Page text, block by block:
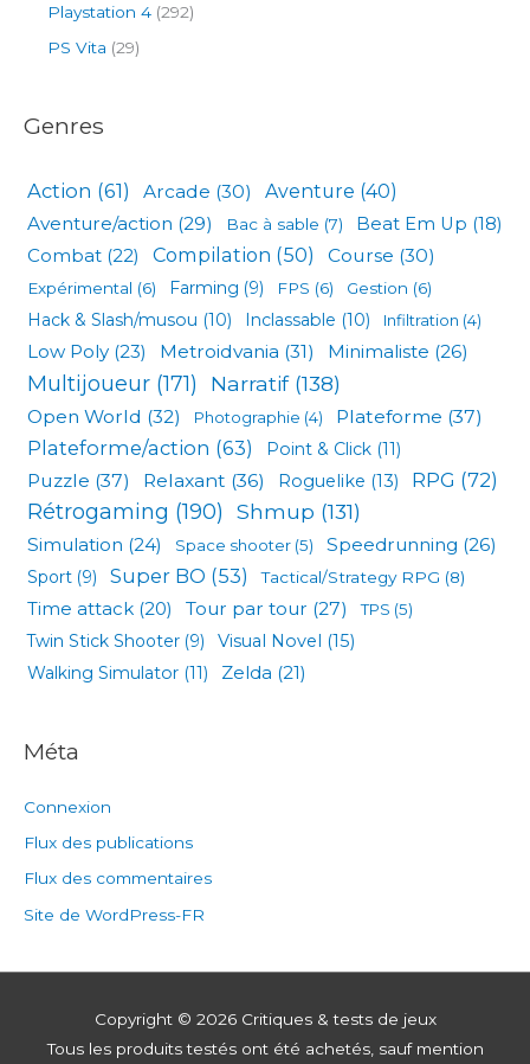
Playstation 4 (292)
PS Vita (29)
Genres
Action (61) Arcade (30) Aventure (40)
Aventure/action (29) Bac à sable (7) Beat Em Up (18)
Combat (22) Compilation (50) Course (30)
Expérimental (6) Farming (9) FPS (6) Gestion (6)
Hack & Slash/musou (10) Inclassable (10) Infiltration (4)
Low Poly (23) Metroidvania (31) Minimaliste (26)
Multijoueur (171) Narratif(138)
Open World (32) Photographie (4) Plateforme (37)
Plateforme/action (63) Point & Click (11)
Puzzle (37) Relaxant (36) Roguelike (13) RPG (72)
Rétrogaming (190) Shmup (131)
Simulation (24) Space shooter (5) Speedrunning (26)
Sport (9) Super BO (53) Tactical/Strategy RPG (8)
Time attack (20) Tour par tour (27) TPS (5)
Twin Stick Shooter (9) Visual Novel (15)
Walking Simulator (11) Zelda (21)
Méta
Connexion
Flux des publications
Flux des commentaires
Site de WordPress-FR
Copyright © 2026 Critiques & tests de jeux
Tous les produits testés ont été achetés, sauf mention